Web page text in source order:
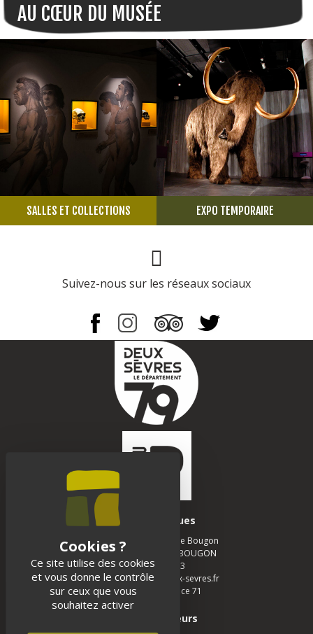
AU CŒUR DU MUSÉE
SALLES ET COLLECTIONS EXPO TEMPORAIRE
Page Facebook
Suivez-nous sur les réseaux sociaux
Infos pratiques
Musée des Tumulus de Bougon
La Chapelle - 79 800 BOUGON
05 49 05 12 13
musee-bougon@deux-sevres.fr
Realisation :
Agence 71
Espace visiteurs
Ce site utilise des cookies
et vous donne le contrôle
sur ceux que vous
souhaitez activer